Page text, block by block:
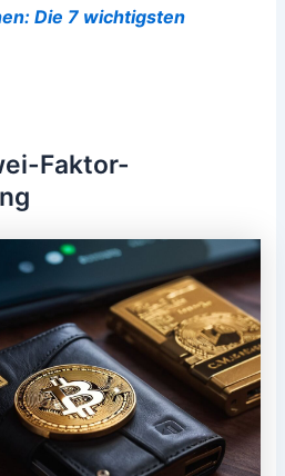
Die 7 wichtigsten
Faktor-